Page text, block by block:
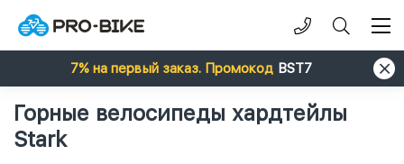
7% на первый заказ. Промокод BST7
Горные велосипеды хардтейлы
Stark